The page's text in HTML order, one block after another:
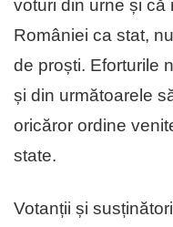
voturi din urne și că
României ca stat,
de proști. Eforturile
și din următoarele
oricăror ordine
state.
Votanții și